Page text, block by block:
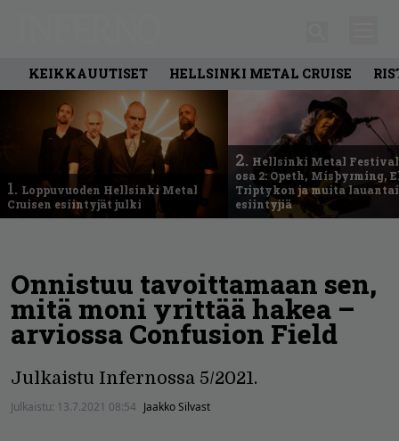
KEIKKAUUTISET HELLSINKI METAL CRUISE
1. Loppuvuoden Hellsinki Metal
Cruisen esiintyjät julki
2. Hellsinki Metal
osa 2: Opeth, Misþyrming,
Triptykon ja muita
esiintyjiä
Onnistuu tavoittamaan sen,
mitä moni yrittää hakea –
arviossa Confusion Field
Julkaistu Infernossa 5/2021.
Julkaistu: 13.7.2021 08:54 Jaakko Silvast